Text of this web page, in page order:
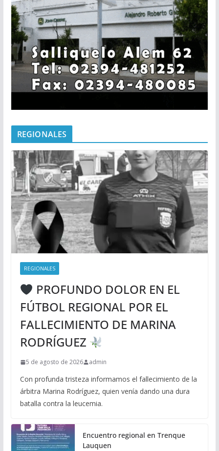
REGIONALES
REGIONALES
PROFUNDO DOLOR EN EL
FÚTBOL REGIONAL POR EL
FALLECIMIENTO DE MARINA
RODRÍGUEZ
5 de agosto de 2026 admin
Con profunda tristeza informamos el fallecimiento de la
árbitra Marina Rodríguez, quien venía dando una dura
batalla contra la leucemia.
Encuentro regional en Trenque
Lauquen